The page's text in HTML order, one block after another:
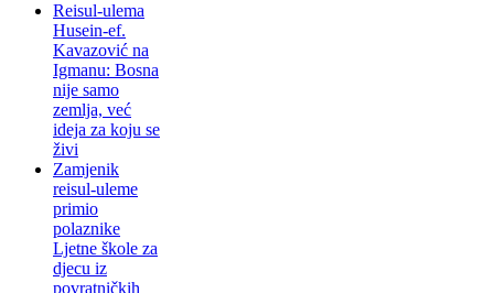
Reisul-ulema
Husein-ef.
Kavazović na
Igmanu: Bosna
nije samo
zemlja, već
ideja za koju se
živi
Zamjenik
reisul-uleme
primio
polaznike
Ljetne škole za
djecu iz
povratničkih